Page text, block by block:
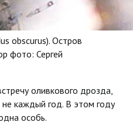
obscurus). Остров
фото: Сергей
оливкового дрозда,
не каждый год. В этом году
особь.